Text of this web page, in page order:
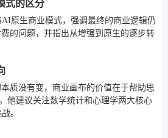
原生商业模式，强调最终的商业逻辑仍
的问题，并指出从增强到原生的逐步转
质没有变，商业画布的价值在于帮助思
他建议关注数学统计和心理学两大核心
。